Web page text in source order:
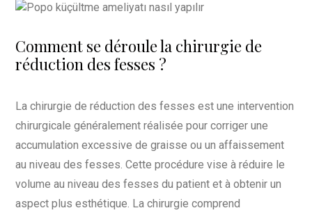
Comment se déroule la chirurgie de
réduction des fesses ?
La chirurgie de réduction des fesses est une intervention
chirurgicale généralement réalisée pour corriger une
accumulation excessive de graisse ou un affaissement
au niveau des fesses. Cette procédure vise à réduire le
volume au niveau des fesses du patient et à obtenir un
aspect plus esthétique. La chirurgie comprend